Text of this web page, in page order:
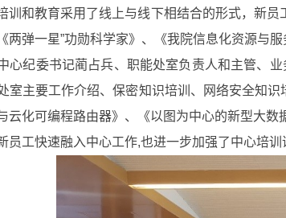
和教育采用了线上与线下相结合的形式，新员
两弹一星”功勋科学家》、《我院信息化资源与服
纪委书记蔺占兵、职能处室负责人和主管、业
室主要工作介绍、保密知识培训、网络安全知
云化可编程路由器》、《以图为中心的新型大数
工快速融入中心工作,也进一步加强了中心培训